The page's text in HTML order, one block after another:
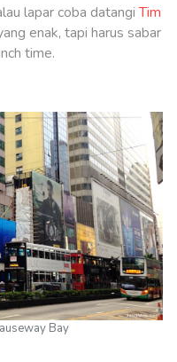
lapar coba datangiTim
enak, tapi harus sabar
time.
Bay